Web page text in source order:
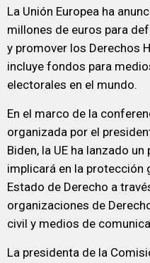
La Unión Europea ha
millones de euros para
y promover los Derechos
incluye fondos para
electorales en el mundo.
En el marco de la
organizada por el
Biden, la UE ha lanzado
implicará en la protección
Estado de Derecho a
organizaciones de
civil y medios de
La presidenta de la